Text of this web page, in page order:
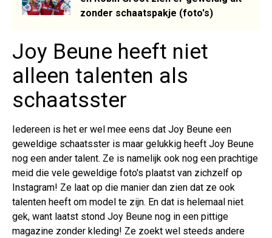
zonder schaatspakje (foto's)
Joy Beune heeft niet
alleen talenten als
schaatsster
Iedereen is het er wel mee eens dat Joy Beune een
geweldige schaatsster is maar gelukkig heeft Joy Beune
nog een ander talent. Ze is namelijk ook nog een prachtige
meid die vele geweldige foto's plaatst van zichzelf op
Instagram! Ze laat op die manier dan zien dat ze ook
talenten heeft om model te zijn. En dat is helemaal niet
gek, want laatst stond Joy Beune nog in een pittige
magazine zonder kleding! Ze zoekt wel steeds andere